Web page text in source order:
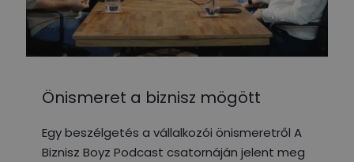
Önismeret a biznisz mögött
Egy beszélgetés a vállalkozói önismeretről A
Biznisz Boyz Podcast csatornáján jelent meg